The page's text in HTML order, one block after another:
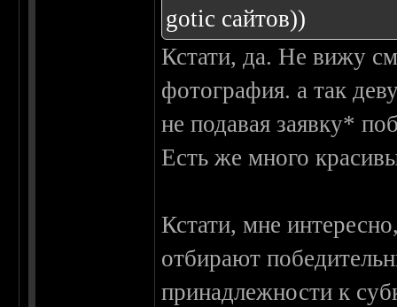
gotic сайтов))
Кстати, да. Не вижу
фотография. а так
не подавая заявку*
Есть же много
Кстати, мне
отбирают
принадлежности к